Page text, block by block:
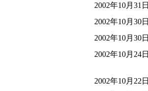
2002年10月31日
2002年10月30日
2002年10月30日
2002年10月24日
2002年10月22日